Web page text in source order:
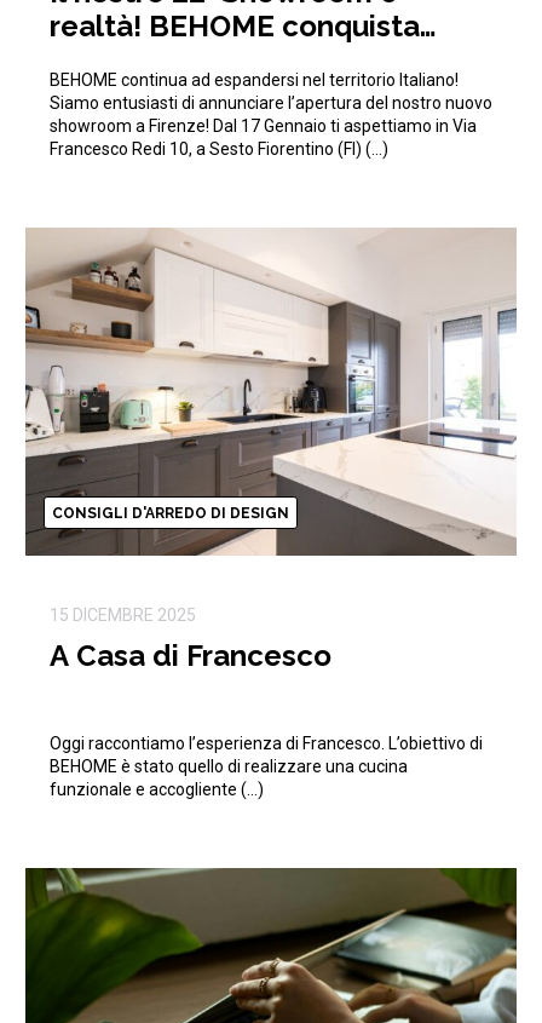
realtà! BEHOME conquista
BEHOME continua ad espandersi nel territorio Italiano!
Siamo entusiasti di annunciare l’apertura del nostro nuovo
showroom a Firenze! Dal 17 Gennaio ti aspettiamo in Via
Francesco Redi 10, a Sesto Fiorentino (FI) (…)
CONSIGLI D'ARREDO DI DESIGN
15 DICEMBRE 2025
A Casa di Francesco
Oggi raccontiamo l’esperienza di Francesco. L’obiettivo di
BEHOME è stato quello di realizzare una cucina
funzionale e accogliente (…)